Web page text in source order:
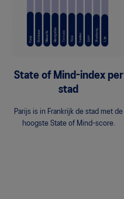
State of Mind-index per
stad
Parijs is in Frankrijk de stad met de
hoogste State of Mind-score.